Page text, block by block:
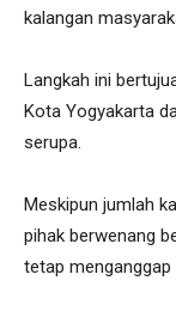
kalangan
Langkah ini
Kota Yogyakarta
serupa.
Meskipun jumlah
pihak berwenang
tetap menganggap